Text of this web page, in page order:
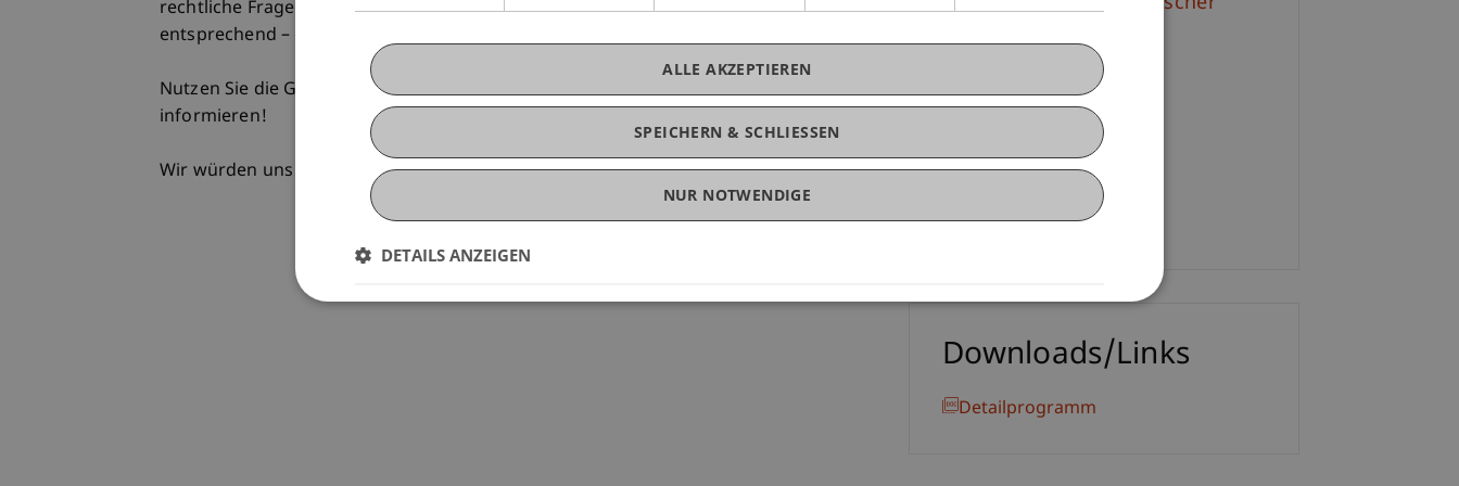
rechtliche Fragestellungen sowie – der Tradition des Finanzplatzes Liechtenstein
entsprechend – ein Blick über die Grenze in die Schweiz.
Nutzen Sie die Gelegenheit, sich über wichtige Entwicklungen im Bankrecht zu
informieren!
Wir würden uns sehr freuen, Sie an der Universität Liechtenstein begrüssen zu dürfen.
+423 265 12 55
Mag. Nicole Holzer
+423 265 12 86
Downloads/Links
Detailprogramm
SPEICHERN & SCHLIESSEN
ALLE AKZEPTIEREN
NUR NOTWENDIGE
DETAILS ANZEIGEN